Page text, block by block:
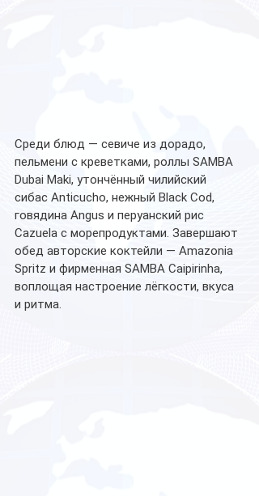
Среди блюд — севиче из дорадо,
пельмени с креветками, роллы SAMBA
Dubai Maki, утончённый чилийский
сибас Anticucho, нежный Black Cod,
говядина Angus и перуанский рис
Cazuela с морепродуктами. Завершают
обед авторские коктейли — Amazonia
Spritz и фирменная SAMBA Caipirinha,
воплощая настроение лёгкости, вкуса
и ритма.